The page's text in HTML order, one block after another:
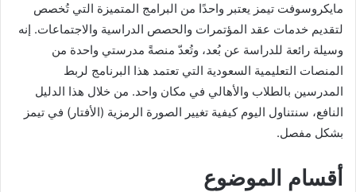
مايكروسوفت تيمز يعتبر واحدًا من البرامج المتميزة التي تُخصص
لتقديم خدمات عقد المؤتمرات والحصص الدراسية والاجتماعات. إنه
وسيلة رائعة للدراسة عن بُعد، وتُعدّ منصةً مدرستي واحدة من
المنصات التعليمية السعودية التي تعتمد هذا البرنامج لربط
المدرسين بالطلاب والأهالي في مكان واحد. من خلال هذا الدليل
النافع، سنتناول اليوم كيفية تغيير الصورة الرمزية (الأفتار) في تيمز
بشكل مفصل.
أقسام الموضوع